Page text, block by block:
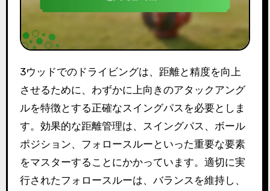
3ウッドでのドライビングは、距離と精度を向上
させるために、わずかに上向きのアタックアング
ルを特徴とする正確なスイングパスを必要としま
す。効果的な距離管理は、スイングパス、ボール
ポジション、フォロースルーといった重要な要素
をマスターすることにかかっています。適切に実
行されたフォロースルーは、バランスを維持し、